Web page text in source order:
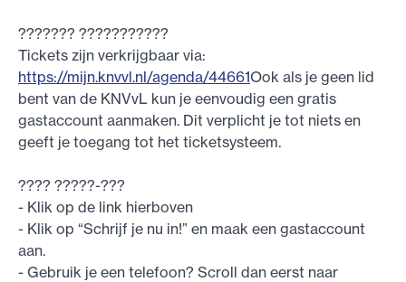
??????? ???????????
Tickets zijn verkrijgbaar via:
https://mijn.knvvl.nl/agenda/44661Ook als je geen lid
bent van de KNVvL kun je eenvoudig een gratis
gastaccount aanmaken. Dit verplicht je tot niets en
geeft je toegang tot het ticketsysteem.
???? ?????-???
- Klik op de link hierboven
- Klik op “Schrijf je nu in!” en maak een gastaccount
aan.
- Gebruik je een telefoon? Scroll dan eerst naar